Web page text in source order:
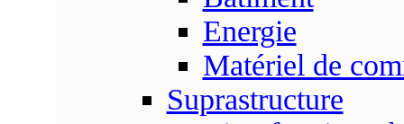
Energie
Matériel de
Suprastructure